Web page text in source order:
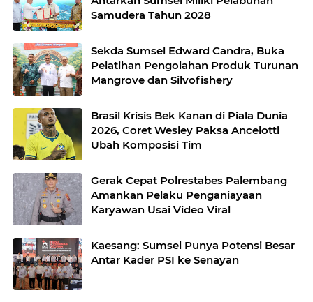
Samudera Tahun 2028
Sekda Sumsel Edward Candra, Buka
Pelatihan Pengolahan Produk Turunan
Mangrove dan Silvofishery
Brasil Krisis Bek Kanan di Piala Dunia
2026, Coret Wesley Paksa Ancelotti
Ubah Komposisi Tim
Gerak Cepat Polrestabes Palembang
Amankan Pelaku Penganiayaan
Karyawan Usai Video Viral
Kaesang: Sumsel Punya Potensi Besar
Antar Kader PSI ke Senayan